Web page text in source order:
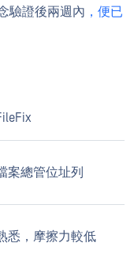
驗證後兩週內 ，便已
案總管位址列
悉，摩擦力較低